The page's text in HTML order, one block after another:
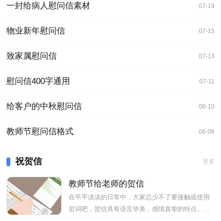
一封给病人慰问信素材 07-19
物业新年慰问信 07-15
致家属慰问信 07-13
慰问信400字通用 07-11
给客户的中秋慰问信 06-10
教师节慰问信格式 06-08
祝贺信 更多
教师节给老师的贺信
在平平淡淡的日常中，大家总少不了要接触或使用
贺词吧，贺信具有语言华美，感情真挚的特点。下